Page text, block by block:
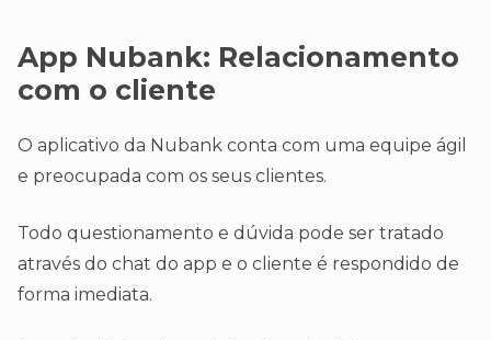
App Nubank: Relacionamento
com o cliente
O aplicativo da Nubank conta com uma equipe ágil
e preocupada com os seus clientes.
Todo questionamento e dúvida pode ser tratado
através do chat do app e o cliente é respondido de
forma imediata.